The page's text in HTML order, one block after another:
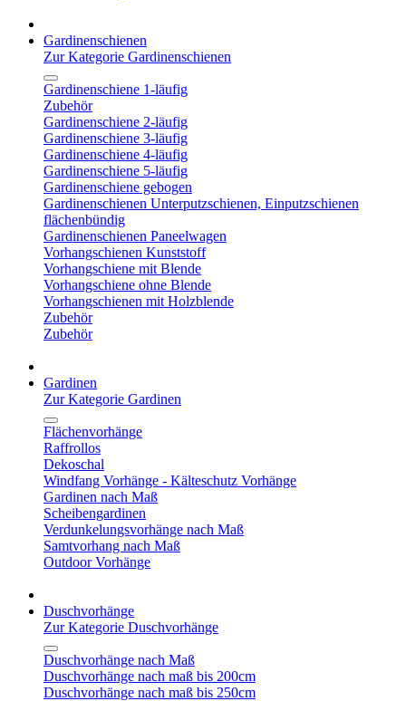
Gardinenschienen
Zur Kategorie Gardinenschienen
Gardinenschiene 1-läufig
Zubehör
Gardinenschiene 2-läufig
Gardinenschiene 3-läufig
Gardinenschiene 4-läufig
Gardinenschiene 5-läufig
Gardinenschiene gebogen
Gardinenschienen Unterputzschienen, Einputzschienen
flächenbündig
Gardinenschienen Paneelwagen
Vorhangschienen Kunststoff
Vorhangschiene mit Blende
Vorhangschiene ohne Blende
Vorhangschienen mit Holzblende
Zubehör
Zubehör
Gardinen
Zur Kategorie Gardinen
Flächenvorhänge
Raffrollos
Dekoschal
Windfang Vorhänge - Kälteschutz Vorhänge
Gardinen nach Maß
Scheibengardinen
Verdunkelungsvorhänge nach Maß
Samtvorhang nach Maß
Outdoor Vorhänge
Duschvorhänge
Zur Kategorie Duschvorhänge
Duschvorhänge nach Maß
Duschvorhänge nach maß bis 200cm
Duschvorhänge nach maß bis 250cm